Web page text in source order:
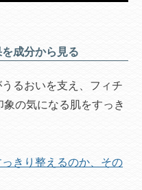
成分から見る
るおいを支え、フィチ
の気になる肌をすっき
きり整えるのか、その